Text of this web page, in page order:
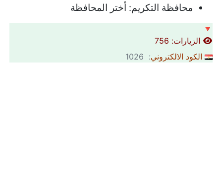
محافظة التكريم: أختر المحافظة
🔻
الزيارات: 756
الكود الالكتروني: 1026